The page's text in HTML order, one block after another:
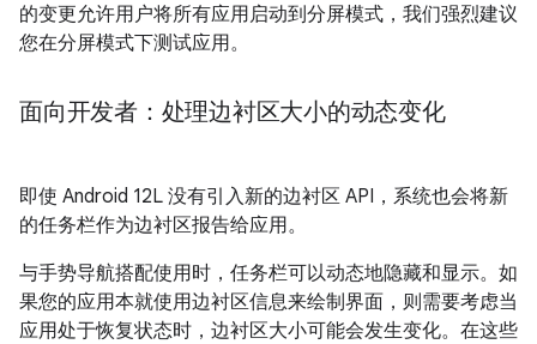
的变更允许用户将所有应用启动到分屏模式，我们强烈建议
您在分屏模式下测试应用。
面向开发者：处理边衬区大小的动态变化
即使 Android 12L 没有引入新的边衬区 API，系统也会将新
的任务栏作为边衬区报告给应用。
与手势导航搭配使用时，任务栏可以动态地隐藏和显示。如
果您的应用本就使用边衬区信息来绘制界面，则需要考虑当
应用处于恢复状态时，边衬区大小可能会发生变化。在这些